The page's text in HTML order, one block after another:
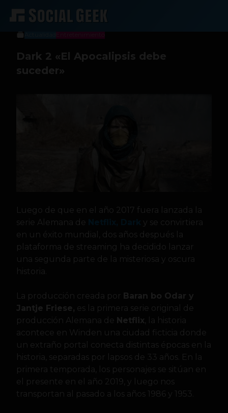
Jeniffer Espinosa
30 de abril de 2019
Dark 2 «El Apocalipsis debe
suceder»
Luego de que en el año 2017 fuera lanzada la
serie Alemana de
y se convirtiera
en un éxito mundial, dos años después la
plataforma de streaming ha decidido lanzar
una segunda parte de la misteriosa y oscura
historia.
La producción creada por Baran bo Odar y
Jantje Friese, es la primera serie original de
producción Alemana de Netflix , la historia
acontece en Winden una ciudad ficticia donde
un extraño portal conecta distintas épocas en la
historia, separadas por lapsos de 33 años. En la
primera temporada, los personajes se sitúan en
el presente en el año 2019, y luego nos
transportan al pasado a los años 1986 y 1953.